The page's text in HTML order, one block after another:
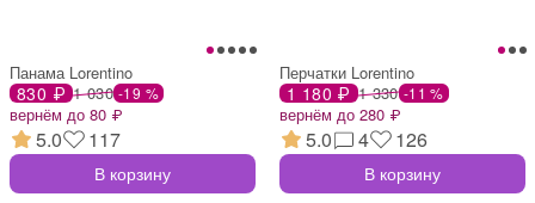
Панама Lorentino
830 ₽ 1 030 -19 %
вернём до 80 ₽
5.0 117
В корзину
Перчатки Lorentino
1 180 ₽ 1 330 -11 %
вернём до 280 ₽
5.0 4 126
В корзину